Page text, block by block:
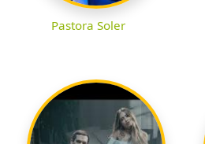
Pastora Soler